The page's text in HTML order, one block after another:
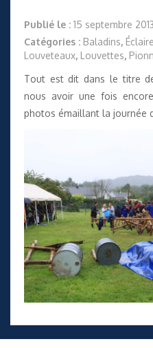
Publié le : 15 septembre 2013
Catégories : Baladins,
Louveteaux, Louvettes,
Tout est dit dans le titre
nous avoir une fois
photos émaillant la journée